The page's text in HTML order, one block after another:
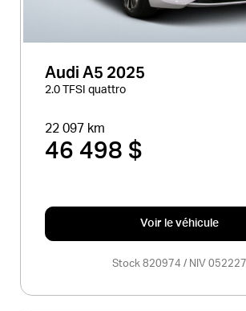
Audi A5 2025
2.0 TFSI quattro
22 097 km
46 498 $
Voir le véhicule
Stock 820974 / NIV 052227